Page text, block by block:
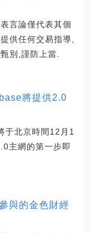
言論僅代表其個
供任何交易指導,
別,謹防上當.
將提供2.0
于北京時間12月1
主網的第一步即
與的金色財經